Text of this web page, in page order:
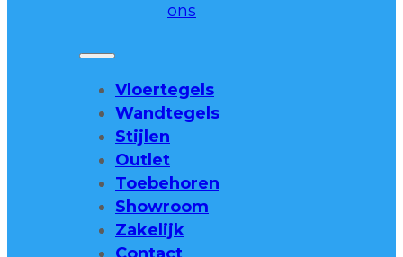
ons
Vloertegels
Wandtegels
Stijlen
Outlet
Toebehoren
Showroom
Zakelijk